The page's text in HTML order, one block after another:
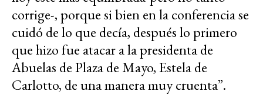
corrige-, porque si bien en la conferencia se
cuidó de lo que decía, después lo primero
que hizo fue atacar a la presidenta de
Abuelas de Plaza de Mayo, Estela de
Carlotto, de una manera muy cruenta”.